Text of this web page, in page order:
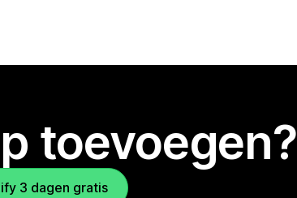
toevoegen?
3 dagen gratis